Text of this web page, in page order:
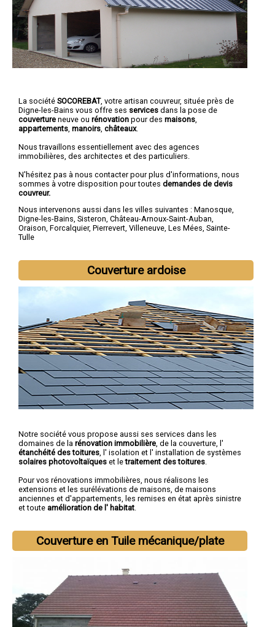
La société SOCOREBAT, votre artisan couvreur, située près de
Digne-les-Bains vous offre ses services dans la pose de
couverture neuve ou rénovation pour des maisons
appartements manoirs châteaux.
Nous travaillons essentiellement avec des agences
immobilières, des architectes et des particuliers.
N'hésitez pas à nous contacter pour plus d'informations, nous
sommes à votre disposition pour toutes demandes de devis
couvreur.
Nous intervenons aussi dans les villes suivantes : Manosque,
Digne-les-Bains, Sisteron, Château-Arnoux-Saint-Auban,
Oraison, Forcalquier, Pierrevert, Villeneuve, Les Mées, Sainte-
Tulle
Couverture ardoise
Notre société vous propose aussi ses services dans les
domaines de la rénovation immobilière , de la couverture, l'
étanchéité des toitures , l' isolation et l' installation de systèmes
solaires photovoltaïques et letraitement des toitures
Pour vos rénovations immobilières, nous réalisons les
extensions et les surélévations de maisons, de maisons
anciennes et d'appartements, les remises en état après sinistre
et toute amélioration de l' habitat
Couverture en Tuile mécanique/plate